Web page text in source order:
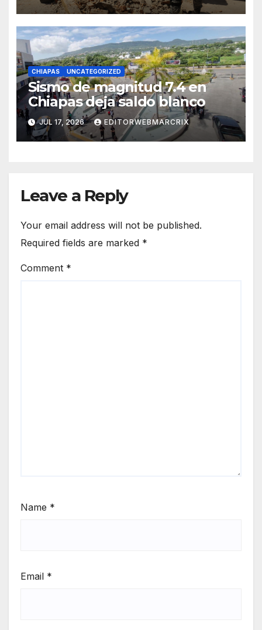
CHIAPAS UNCATEGORIZED
Sismo de magnitud 7.4 en
Chiapas deja saldo blanco
JUL 17, 2026 EDITORWEBMARCRIX
Leave a Reply
Your email address will not be published.
Required fields are marked *
Comment *
Name *
Email *